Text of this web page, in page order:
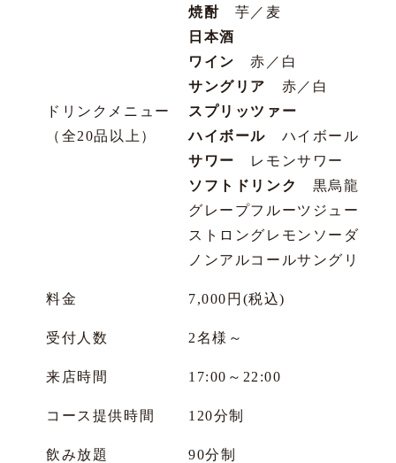
ドリンクメニュー
（全20品以上）
焼酎 芋／麦
日本酒
ワイン
赤／白
サングリア
赤／白
スプリッツァー
ハイボール ハイボール／三
サワー
レモンサワー
ソフトドリンク
黒烏龍茶／
グレープフルーツジュース／
ストロングレモンソーダ／
ノンアルコールサングリア
料金 7,000円(税込)
受付人数 2名様～
来店時間 17:00～22:00
コース提供時間 120分制
飲み放題 90分制